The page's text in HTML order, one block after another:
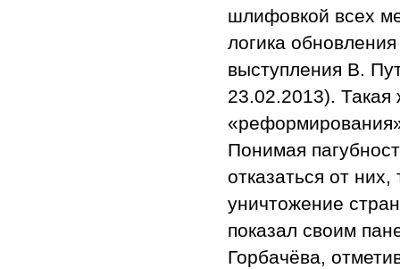
шлифовкой всех
логика
выступления В.
23.02.2013). Такая
Понимая
отказаться от
уничтожение
показал своим
Горбачёва,